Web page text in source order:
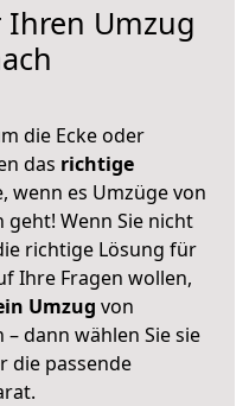
Ihren Umzug
die Ecke oder
das richtige
wenn es Umzüge von
Wenn Sie nicht
richtige Lösung für
Ihre Fragen wollen,
Umzug von
dann wählen Sie sie
die passende